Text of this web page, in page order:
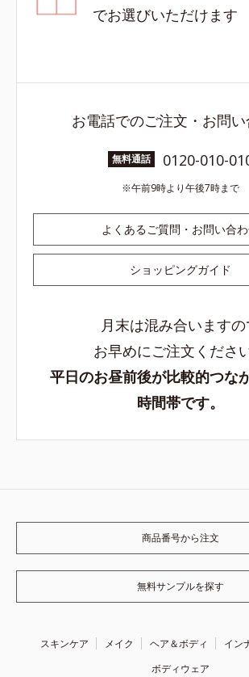
でお選びいただけます
お電話でのご注文・お問
無料通話 0120-010-
午前9時より午後7時まで
よくあるご質問・お問い合
ショッピングガイド
月末は混み合います
お早めにご注文ください
平日のお昼前後が比較的つな
時間帯です。
商品番号から注文
無料サンプルを探す
スキンケア メイク ヘア＆ボディ
イン
ボディウェア